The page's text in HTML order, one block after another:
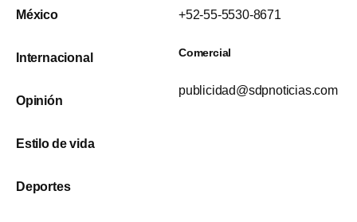
México
Internacional
Opinión
Estilo de vida
Deportes
+52-55-5530-8671
Comercial
publicidad@sdpnoticias.com